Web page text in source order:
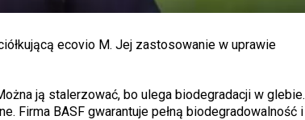
ecovio M. Jej zastosowanie w uprawie
ją stalerzować, bo ulega biodegradacji w glebie.
Firma BASF gwarantuje pełną biodegradowalność i